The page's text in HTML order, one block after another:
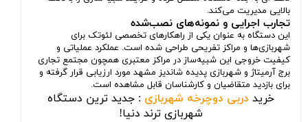
بالایی مدیریت می‌کند.
تجارب اجرایی و نمونه‌های نصب‌شده
این دستگاه به عنوان یکی از راهکارهای تخصصی لئوتک برای
شهربازی‌ها و مراکز تفریحی طراحی شده است. عملکرد عملیاتی و
کیفیت خروجی این شبیه‌ساز در مراکز معتبری همچون مجتمع تجاری
برج آرمیتاژ و شهربازی پدیده شاندیز مشهد مورد ارزیابی قرار گرفته و
برای بازدید متقاضیان و کارشناسان قابل مشاهده است.
خرید دربی دوچرخه شهربازی : جدید ترین دستگاه
شهربازی ترند دنیا!